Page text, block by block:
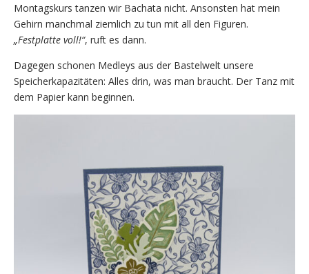
Montagskurs tanzen wir Bachata nicht. Ansonsten hat mein
Gehirn manchmal ziemlich zu tun mit all den Figuren.
„Festplatte voll!“, ruft es dann.
Dagegen schonen Medleys aus der Bastelwelt unsere
Speicherkapazitäten: Alles drin, was man braucht. Der Tanz mit
dem Papier kann beginnen.